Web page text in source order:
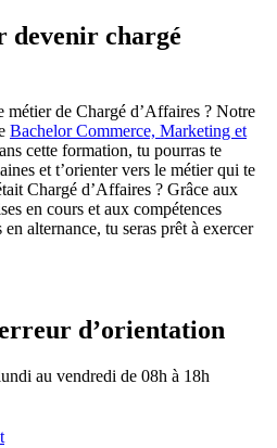
devenir chargé
métier de Chargé d’Affaires ? Notre
Bachelor Commerce, Marketing et
cette formation, tu pourras te
et t’orienter vers le métier qui te
Chargé d’Affaires ? Grâce aux
en cours et aux compétences
alternance, tu seras prêt à exercer
d’orientation
au vendredi de 08h à 18h